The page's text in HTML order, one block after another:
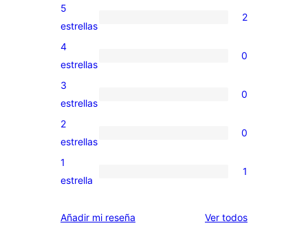
2
valoraciones
de
5
estrellas
2
0
valoraciones
de
4
estrellas
0
0
valoraciones
de
3
estrellas
0
0
valoraciones
de
estrellas
2
estrellas
0
1
de
1
estrella
1
Añadir mi reseña Ver todoslos